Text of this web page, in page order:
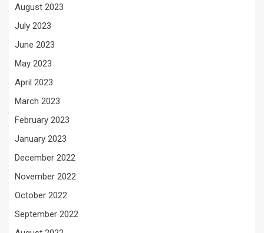
August 2023
July 2023
June 2023
May 2023
April 2023
March 2023
February 2023
January 2023
December 2022
November 2022
October 2022
September 2022